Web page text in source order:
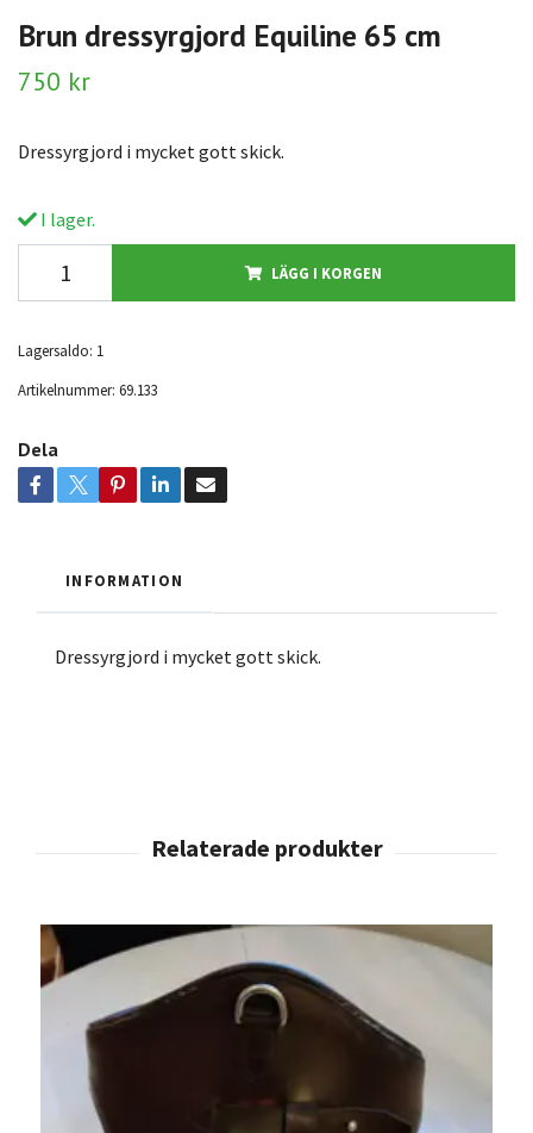
Brun dressyrgjord Equiline 65 cm
750 kr
Dressyrgjord i mycket gott skick.
I lager.
LÄGG I KORGEN
Lagersaldo: 1
Artikelnummer: 69.133
Dela
INFORMATION
Dressyrgjord i mycket gott skick.